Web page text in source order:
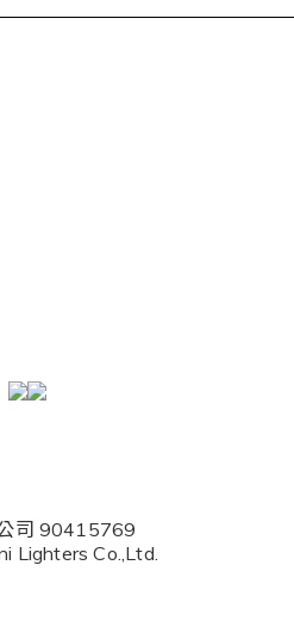
司 90415769
Lighters Co.,Ltd.